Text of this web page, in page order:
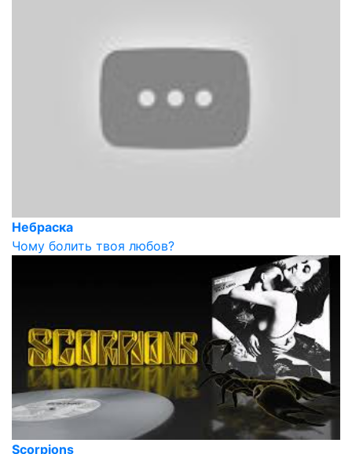
Небраска
Чому болить твоя любов?
Scorpions